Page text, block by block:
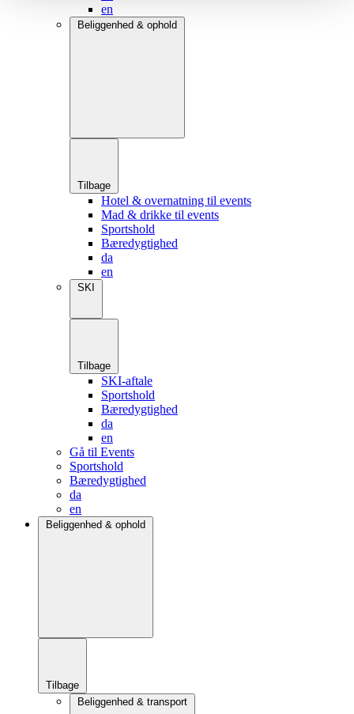
en
Beliggenhed & ophold
Tilbage
Hotel & overnatning til events
Mad & drikke til events
Sportshold
Bæredygtighed
da
en
SKI
Tilbage
SKI-aftale
Sportshold
Bæredygtighed
da
en
Gå til Events
Sportshold
Bæredygtighed
da
en
Beliggenhed & ophold
Tilbage
Beliggenhed & transport